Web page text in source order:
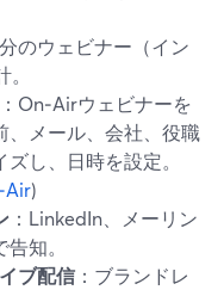
のウェビナー（イン
：On‑Airウェビナーを
、メール、会社、役職
し、日時を設定。
)
：LinkedIn、メーリン
知。
ブ配信 ：ブランドレ